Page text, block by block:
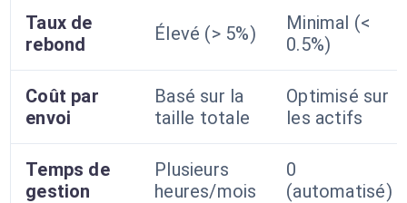
Taux de
rebond
Élevé (> 5%)
Minimal (<
0.5%)
Coût par
envoi
Basé sur la
taille totale
Optimisé sur
les actifs
Temps de
gestion
Plusieurs
heures/mois
0
(automatisé)